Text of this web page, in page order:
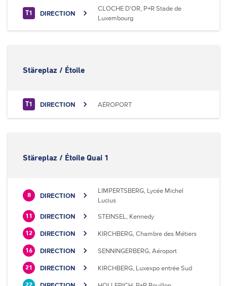
T1 DIRECTION
CLOCHE D'OR, P+R Stade de
Luxembourg
Stäreplaz / Étoile
T1 DIRECTION AÉROPORT
Stäreplaz / Étoile Quai 1
8 DIRECTION
LIMPERTSBERG, Lycée Michel
Lucius
11 DIRECTION STEINSEL, Kennedy
12 DIRECTION KIRCHBERG, Chambre des Métiers
16 DIRECTION SENNINGERBERG, Aéroport
21 DIRECTION KIRCHBERG, Luxexpo entrée Sud